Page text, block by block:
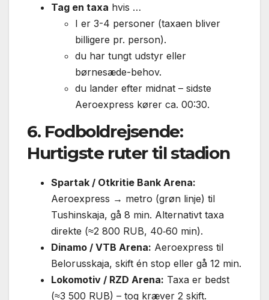
Tag en taxa hvis …
I er 3-4 personer (taxaen bliver
billigere pr. person).
du har tungt udstyr eller
børnesæde-behov.
du lander efter midnat – sidste
Aeroexpress kører ca. 00:30.
6. Fodboldrejsende:
Hurtigste ruter til stadion
Spartak / Otkritie Bank Arena:
Aeroexpress → metro (grøn linje) til
Tushinskaja, gå 8 min. Alternativt taxa
direkte (≈2 800 RUB, 40‐60 min).
Dinamo / VTB Arena: Aeroexpress til
Belorusskaja, skift én stop eller gå 12 min.
Lokomotiv / RZD Arena: Taxa er bedst
(≈3 500 RUB) – tog kræver 2 skift.